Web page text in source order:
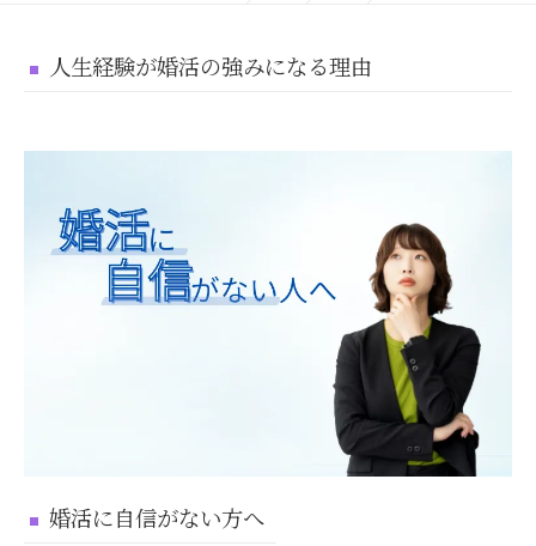
人生経験が婚活の強みになる理由
婚活に自信がない方へ